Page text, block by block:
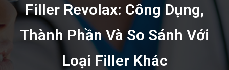
Filler Revolax: Công Dụng,
Thành Phần Và So Sánh Với
Loại Filler Khác